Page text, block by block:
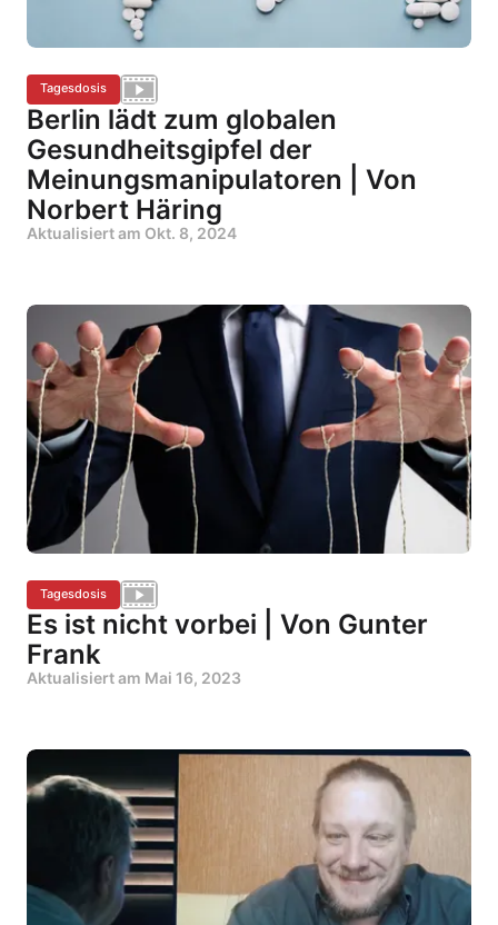
Tagesdosis
Berlin lädt zum globalen
Gesundheitsgipfel der
Meinungsmanipulatoren | Von
Norbert Häring
Aktualisiert am Okt. 8, 2024
Tagesdosis
Es ist nicht vorbei | Von Gunter
Frank
Aktualisiert am Mai 16, 2023